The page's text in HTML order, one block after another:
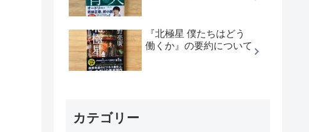
『北極星 僕たちはどう
働くか』の要約について
カテゴリー